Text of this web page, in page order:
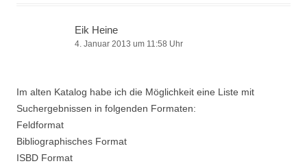
Eik Heine
4. Januar 2013 um 11:58 Uhr
Im alten Katalog habe ich die Möglichkeit eine Liste mit
Suchergebnissen in folgenden Formaten:
Feldformat
Bibliographisches Format
ISBD Format